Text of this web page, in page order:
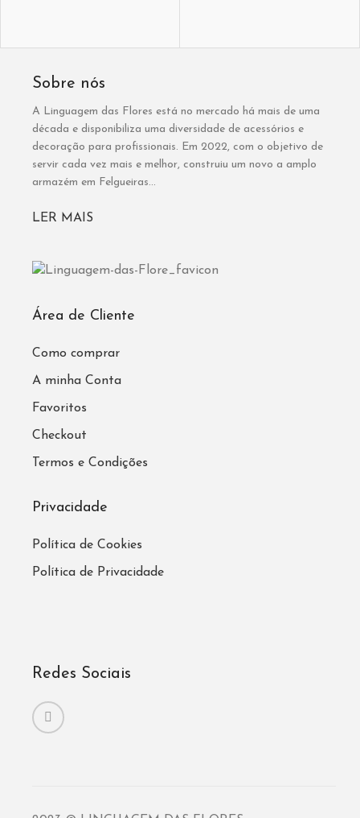
Sobre nós
A Linguagem das Flores está no mercado há mais de uma
década e disponibiliza uma diversidade de acessórios e
decoração para profissionais. Em 2022, com o objetivo de
servir cada vez mais e melhor, construiu um novo a amplo
armazém em Felgueiras...
LER MAIS
Área de Cliente
Como comprar
A minha Conta
Favoritos
Checkout
Termos e Condições
Privacidade
Política de Cookies
Política de Privacidade
Redes Sociais